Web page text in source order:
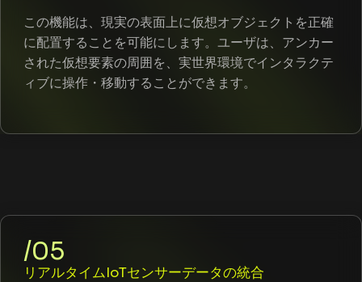
この機能は、現実の表面上に仮想オブジェクトを正確
に配置することを可能にします。ユーザは、アンカー
された仮想要素の周囲を、実世界環境でインタラクテ
ィブに操作・移動することができます。
リアルタイムIoTセンサーデータの統合
/05